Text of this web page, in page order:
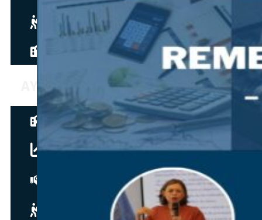
Hazte aliado nuevo
AYUDA
Tour guiado
Recursos para estudiantes pronto
Guía del instructor pronto